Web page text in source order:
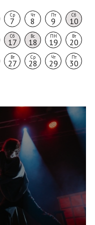
Ср
7
Чт
8
Пт
9
Сб
10
Сб
17
Вс
18
ПН
19
Вт
20
Вт
27
Ср
28
Чт
29
Пт
30